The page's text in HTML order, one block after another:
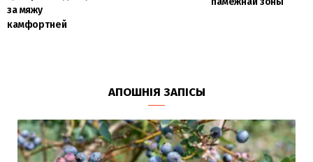
за мяжу
камфортней
АПОШНІЯ ЗАПІСЫ